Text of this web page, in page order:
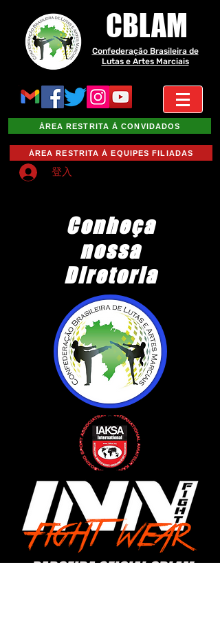
CBLAM
Confederação Brasileira de
Lutas e Artes Marciais
ÁREA RESTRITA À CONVIDADOS
ÁREA RESTRITA À EQUIPES FILIADAS
登入
Conheça
nossa
Diretoria
PARCEIRA OFICIAL CBLAM